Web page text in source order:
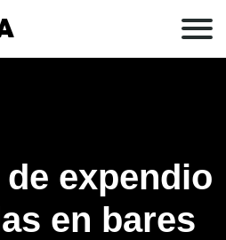
expendio
en bares